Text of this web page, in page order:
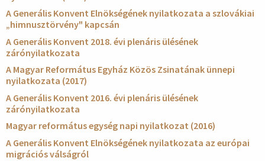
A Generális Konvent Elnökségének nyilatkozata a szlovákiai
„himnusztörvény" kapcsán
A Generális Konvent 2018. évi plenáris ülésének
zárónyilatkozata
A Magyar Református Egyház Közös Zsinatának ünnepi
nyilatkozata (2017)
A Generális Konvent 2016. évi plenáris ülésének
zárónyilatkozata
Magyar református egység napi nyilatkozat (2016)
A Generális Konvent Elnökségének nyilatkozata az európai
migrációs válságról